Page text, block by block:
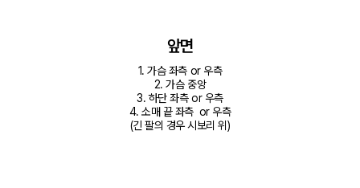
앞면
1. 가슴 좌측 or 우측
2. 가슴 중앙
3. 하단 좌측 or 우측
4. 소매 끝 좌측  or 우측
(긴 팔의 경우 시보리 위)